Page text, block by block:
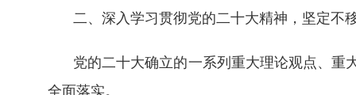
二、深入学习贯彻党的二十大精神，坚定不
党的二十大确立的一系列重大理论观点、重
全面落实。